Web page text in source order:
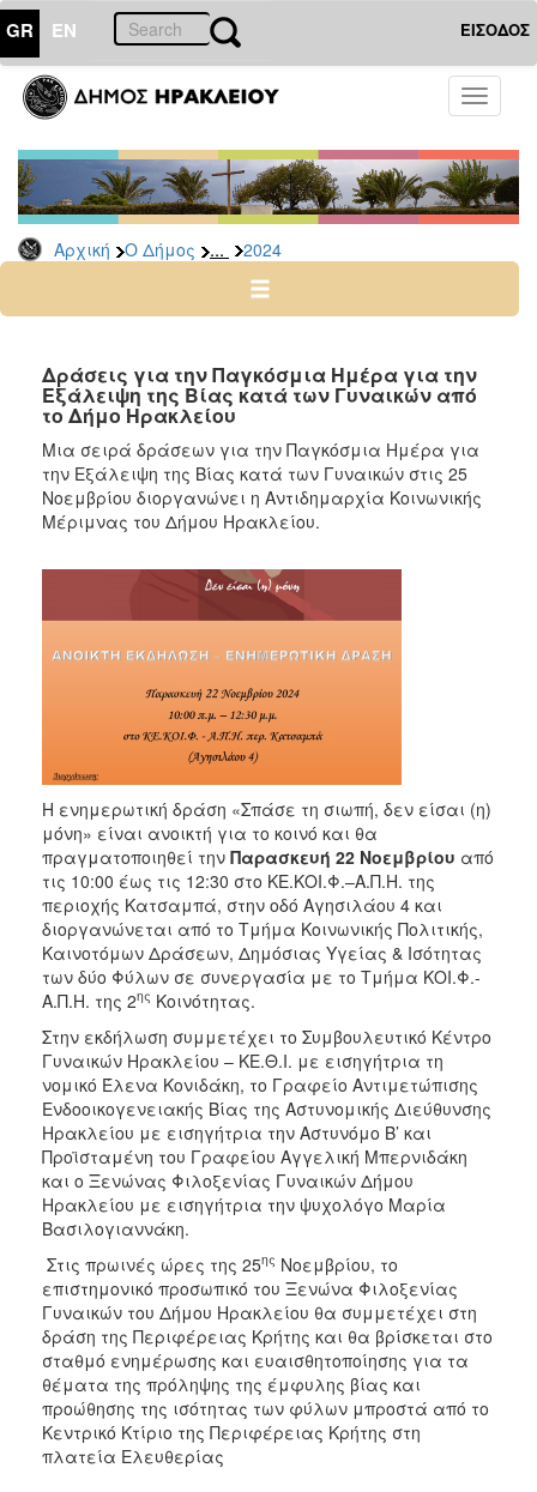
GR EN ΕΙΣΟΔΟΣ
Toggle
Αρχική Ο Δήμος ... 2024
ΔΗΜΟΣ
Δελτία
Τύπου
Αρχείο
2026
2024
2022
2021
2020
2019
2018
2017
2015
2010
2006
ΤΟΠΟΣ
ΠΟΛΙΤΙΣΜΟΣ
ΑΝΘΕΚΤΙΚΗ
ΠΟΛΗ
Δράσεις για την Παγκόσμια Ημέρα για την
Εξάλειψη της Βίας κατά των Γυναικών από
το Δήμο Ηρακλείου
Μια σειρά δράσεων για την Παγκόσμια Ημέρα για
την Εξάλειψη της Βίας κατά των Γυναικών στις 25
Νοεμβρίου διοργανώνει η Αντιδημαρχία Κοινωνικής
Μέριμνας του Δήμου Ηρακλείου.
Η ενημερωτική δράση «Σπάσε τη σιωπή, δεν είσαι (η)
μόνη» είναι ανοικτή για το κοινό και θα
πραγματοποιηθεί την Παρασκευή 22 Νοεμβρίου από
τις 10:00 έως τις 12:30 στο ΚΕ.ΚΟΙ.Φ.–Α.Π.Η. της
περιοχής Κατσαμπά, στην οδό Αγησιλάου 4 και
διοργανώνεται από το Τμήμα Κοινωνικής Πολιτικής,
Καινοτόμων Δράσεων, Δημόσιας Υγείας & Ισότητας
των δύο Φύλων σε συνεργασία με το Τμήμα ΚΟΙ.Φ.-
Α.Π.Η. της 2ης Κοινότητας.
Στην εκδήλωση συμμετέχει το Συμβουλευτικό Κέντρο
Γυναικών Ηρακλείου – ΚΕ.Θ.Ι. με εισηγήτρια τη
νομικό Έλενα Κονιδάκη, το Γραφείο Αντιμετώπισης
Ενδοοικογενειακής Βίας της Αστυνομικής Διεύθυνσης
Ηρακλείου με εισηγήτρια την Αστυνόμο Β’ και
Προϊσταμένη του Γραφείου Αγγελική Μπερνιδάκη
και ο Ξενώνας Φιλοξενίας Γυναικών Δήμου
Ηρακλείου με εισηγήτρια την ψυχολόγο Μαρία
Βασιλογιαννάκη.
Στις πρωινές ώρες της 25ης Νοεμβρίου, το
επιστημονικό προσωπικό του Ξενώνα Φιλοξενίας
Γυναικών του Δήμου Ηρακλείου θα συμμετέχει στη
δράση της Περιφέρειας Κρήτης και θα βρίσκεται στο
σταθμό ενημέρωσης και ευαισθητοποίησης για τα
θέματα της πρόληψης της έμφυλης βίας και
προώθησης της ισότητας των φύλων μπροστά από το
Κεντρικό Κτίριο της Περιφέρειας Κρήτης στη
πλατεία Ελευθερίας